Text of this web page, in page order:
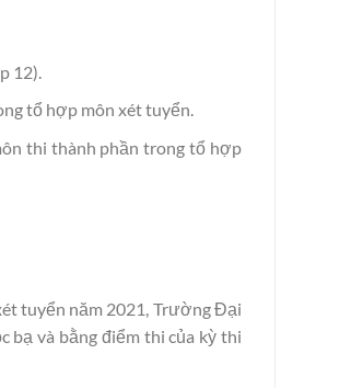
12).
tổ hợp môn xét tuyển.
thi thành phần trong tổ hợp
tuyển năm 2021, Trường Đại
bạ và bằng điểm thi của kỳ thi